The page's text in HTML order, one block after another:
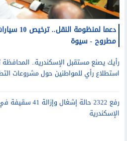
دعما
مطروح - سيوة
رأيك يصنع مستقبل الإسكندرية..
استطلاع رأي للمواطنين حول مشروعات
رفع 2322 حالة إشغال
الإسكندرية